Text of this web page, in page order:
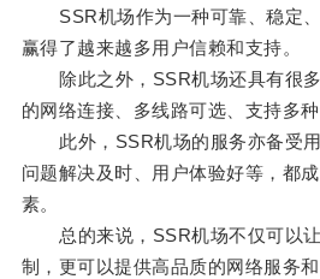
SSR机场作为一种可靠、稳定、
赢得了越来越多用户信赖和支持。
除此之外，SSR机场还具有很多
的网络连接、多线路可选、支持多种
此外，SSR机场的服务亦备受用
问题解决及时、用户体验好等，都
素。
总的来说，SSR机场不仅可以让
制，更可以提供高品质的网络服务和